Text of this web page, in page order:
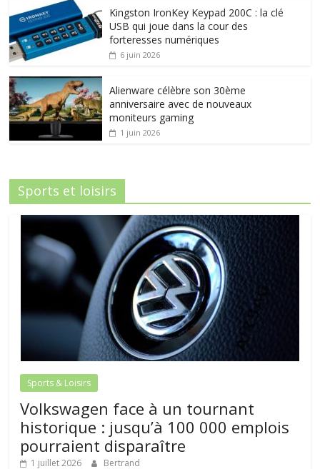
Kingston IronKey Keypad 200C : la clé
USB qui joue dans la cour des
forteresses numériques
6 juin 2026
Alienware célèbre son 30ème
anniversaire avec de nouveaux
moniteurs gaming
1 juin 2026
Sports et loisirs
Sports & Loisirs
Volkswagen face à un tournant
historique : jusqu’à 100 000 emplois
pourraient disparaître
1 juillet 2026 Bertrand